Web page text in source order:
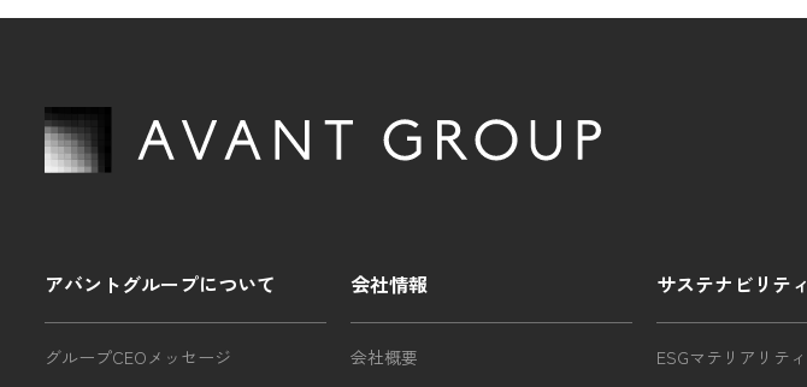
アバントグループについて
グループCEOメッセージ
会社情報
会社概要
サステナビリティ
ESGマテリアリティ